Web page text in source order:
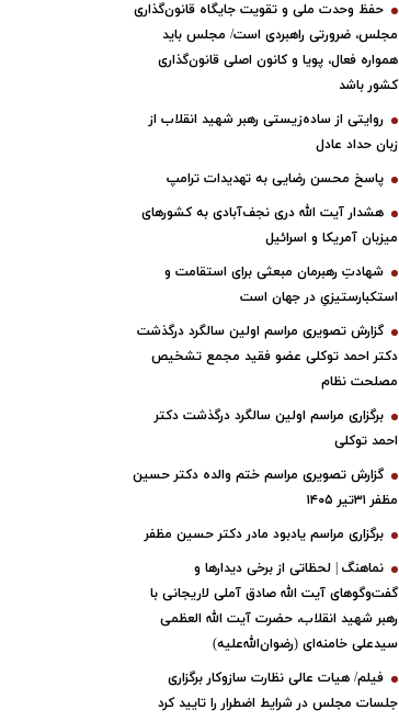
حفظ وحدت ملی و تقویت جایگاه قانون‌گذاری
مجلس، ضرورتی راهبردی است/ مجلس باید
همواره فعال، پویا و کانون اصلی قانون‌گذاری
کشور باشد
روایتی از ساده‌زیستی رهبر شهید انقلاب از
زبان حداد عادل
پاسخ محسن رضایی به تهدیدات ترامپ
هشدار آیت الله دری نجف‌آبادی به کشورهای
میزبان آمریکا و اسرائیل
شهادتِ رهبرمان مبعثی برای استقامت و
استکبارستیزیِ در جهان است
گزارش تصویری مراسم اولین سالگرد درگذشت
دکتر احمد توکلی عضو فقید مجمع تشخیص
مصلحت نظام
برگزاری مراسم اولین سالگرد درگذشت دکتر
احمد توکلی
گزارش تصویری مراسم ختم والده دکتر حسین
مظفر ۳۱تیر ۱۴۰۵
برگزاری مراسم یادبود مادر دکتر حسین مظفر
نماهنگ | لحظاتی از برخی دیدارها و
گفت‌وگوهای آیت ‌الله صادق آملی لاریجانی با
رهبر شهید انقلاب، حضرت آیت‌ الله العظمی
سیدعلی خامنه‌ای (رضوان‌الله‌علیه)
فیلم/ هیات عالی نظارت سازوکار برگزاری
جلسات مجلس در شرایط اضطرار را تایید کرد